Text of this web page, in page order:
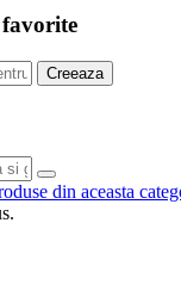
favorite
Creeaza
din aceasta